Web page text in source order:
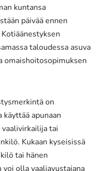
kuntansa
päivää ennen
taloudessa asuva
omaishoitosopimuksen
on
apunaan
tai
Kukaan kyseisissä
tai hänen
voi olla vaaliavustajana